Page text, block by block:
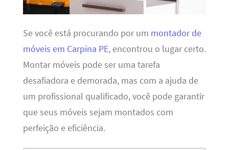
Se você está procurando por um montador de
móveis em Carpina PE, encontrou o lugar certo.
Montar móveis pode ser uma tarefa
desafiadora e demorada, mas com a ajuda de
um profissional qualificado, você pode garantir
que seus móveis sejam montados com
perfeição e eficiência.